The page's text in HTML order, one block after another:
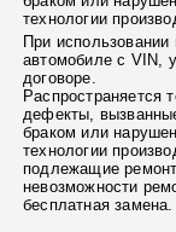
технологии
При использовании
автомобиле с VIN,
договоре.
Распространяется
дефекты,
браком или
технологии
подлежащие
невозможности
бесплатная замена.